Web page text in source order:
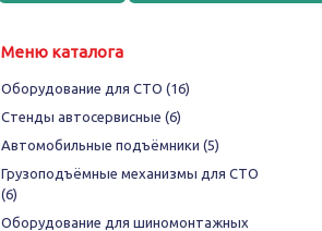
Меню каталога
Оборудование для СТО (16)
Стенды автосервисные (6)
Автомобильные подъёмники (5)
Грузоподъёмные механизмы для СТО
(6)
Оборудование для шиномонтажных